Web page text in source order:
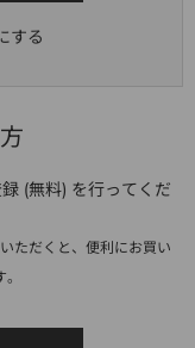
する
(無料) を行ってくだ
ただくと、便利にお買い